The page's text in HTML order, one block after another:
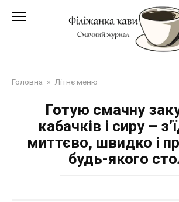
Головна » Літнє меню
Готую смачну
кабачків і сиру –
миттєво, швидко і
будь-якого